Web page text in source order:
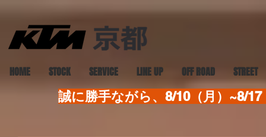
HOME STOCK SERVICE LINE UP OFF ROAD STREET
誠に勝手ながら、8/10（月）~8/